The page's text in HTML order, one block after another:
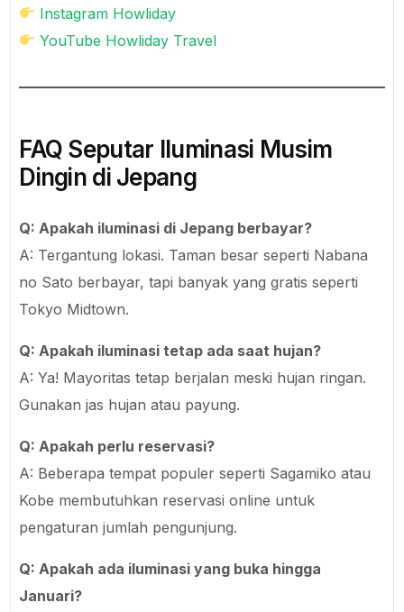
Instagram Howliday
YouTube Howliday Travel
FAQ Seputar Iluminasi Musim
Dingin di Jepang
Q: Apakah iluminasi di Jepang berbayar?
A: Tergantung lokasi. Taman besar seperti Nabana
no Sato berbayar, tapi banyak yang gratis seperti
Tokyo Midtown.
Q: Apakah iluminasi tetap ada saat hujan?
A: Ya! Mayoritas tetap berjalan meski hujan ringan.
Gunakan jas hujan atau payung.
Q: Apakah perlu reservasi?
A: Beberapa tempat populer seperti Sagamiko atau
Kobe membutuhkan reservasi online untuk
pengaturan jumlah pengunjung.
Q: Apakah ada iluminasi yang buka hingga
Januari?